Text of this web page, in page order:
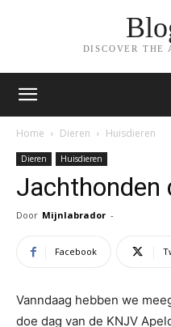
DISCOVER THE
Home Dieren Huisdieren
Dieren Huisdieren
Jachthonden
Door Mijnlabrador -
Facebook
Vanndaag hebben we
doe dag van de KNJV